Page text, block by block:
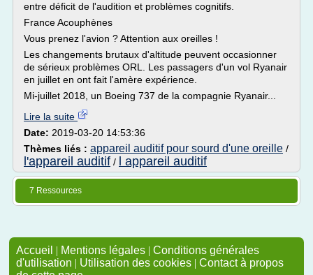
entre déficit de l'audition et problèmes cognitifs.
France Acouphènes
Vous prenez l'avion ? Attention aux oreilles !
Les changements brutaux d'altitude peuvent occasionner
de sérieux problèmes ORL. Les passagers d'un vol Ryanair
en juillet en ont fait l'amère expérience.
Mi-juillet 2018, un Boeing 737 de la compagnie Ryanair...
Lire la suite
Date: 2019-03-20 14:53:36
Thèmes liés : appareil auditif pour sourd d'une oreille /
l'appareil auditif / l appareil auditif
7 Ressources
Accueil | Mentions légales | Conditions générales
d'utilisation | Utilisation des cookies | Contact à propos